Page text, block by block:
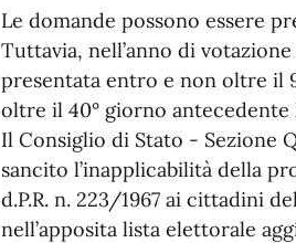
Le domande possono essere
Tuttavia, nell’anno di
presentata entro e non oltre il
oltre il 40° giorno
Il Consiglio di Stato - Sezione
sancito l’inapplicabilità della
d.P.R. n. 223/1967 ai cittadini
nell’apposita lista elettorale